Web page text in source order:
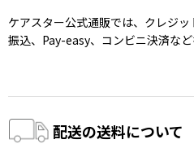
ケアスター公式通販では、クレジ
振込、Pay-easy、コンビニ決済など
配送の送料について